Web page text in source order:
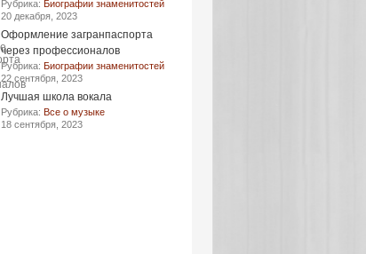
Рубрика: Биографии знаменитостей
20 декабря, 2023
Оформление загранпаспорта
через профессионалов
Рубрика: Биографии знаменитостей
22 сентября, 2023
Лучшая школа вокала
Рубрика: Все о музыке
18 сентября, 2023